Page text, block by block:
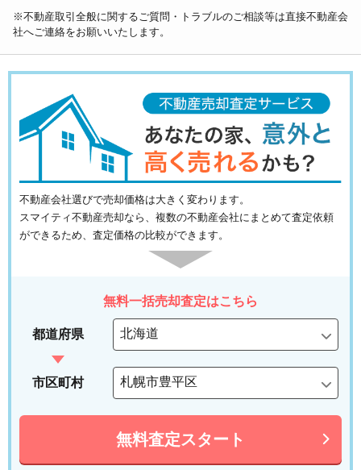
※不動産取引全般に関するご質問・トラブルのご相談等は直接不動産会
社へご連絡をお願いいたします。
不動産会社選びで売却価格は大きく変わります。
スマイティ不動産売却なら、複数の不動産会社にまとめて査定依頼
ができるため、査定価格の比較ができます。
無料一括売却査定はこちら
都道府県
市区町村
無料査定スタート